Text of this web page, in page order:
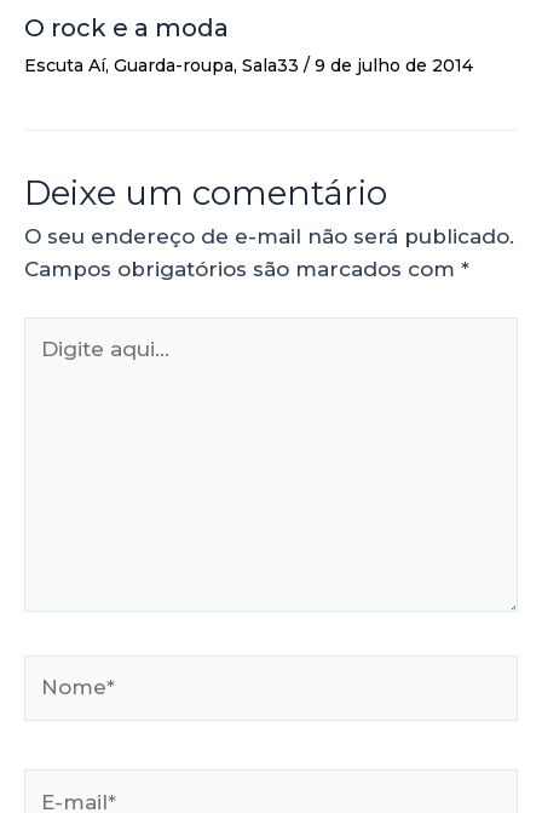
O rock e a moda
Escuta Aí, Guarda-roupa, Sala33 / 9 de julho de 2014
Deixe um comentário
O seu endereço de e-mail não será publicado.
Campos obrigatórios são marcados com *